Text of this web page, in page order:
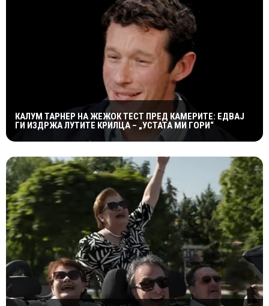
КАЛУМ ТАРНЕР НА ЖЕЖОК ТЕСТ ПРЕД КАМЕРИТЕ: ЕДВАЈ
ГИ ИЗДРЖА ЛУТИТЕ КРИЛЦА – „УСТАТА МИ ГОРИ“